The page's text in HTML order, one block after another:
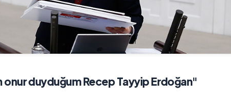
onur duyduğum Recep Tayyip Erdoğan"